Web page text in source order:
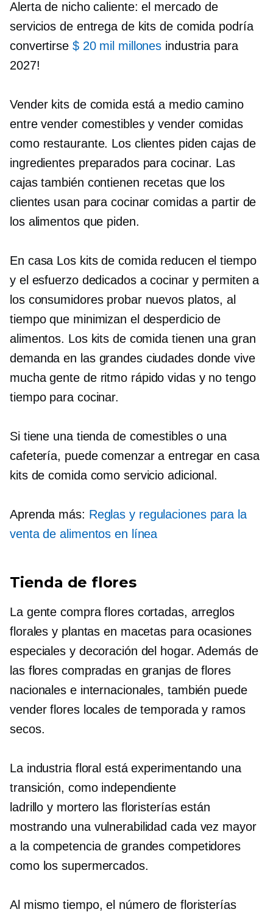
Alerta de nicho caliente: el mercado de
servicios de entrega de kits de comida podría
convertirse $ 20 mil millones industria para
2027!
Vender kits de comida está a medio camino
entre vender comestibles y vender comidas
como restaurante. Los clientes piden cajas de
ingredientes preparados para cocinar. Las
cajas también contienen recetas que los
clientes usan para cocinar comidas a partir de
los alimentos que piden.
En casa Los kits de comida reducen el tiempo
y el esfuerzo dedicados a cocinar y permiten a
los consumidores probar nuevos platos, al
tiempo que minimizan el desperdicio de
alimentos. Los kits de comida tienen una gran
demanda en las grandes ciudades donde vive
mucha gente de ritmo rápido vidas y no tengo
tiempo para cocinar.
Si tiene una tienda de comestibles o una
cafetería, puede comenzar a entregaren casa
kits de comida como servicio adicional.
Aprenda más: Reglas y regulaciones para la
venta de alimentos en línea
Tienda de flores
La gente compra flores cortadas, arreglos
florales y plantas en macetas para ocasiones
especiales y decoración del hogar. Además de
las flores compradas en granjas de flores
nacionales e internacionales, también puede
vender flores locales de temporada y ramos
secos.
La industria floral está experimentando una
transición, como independiente
ladrillo y mortero las floristerías están
mostrando una vulnerabilidad cada vez mayor
a la competencia de grandes competidores
como los supermercados.
Al mismo tiempo, el número de floristerías